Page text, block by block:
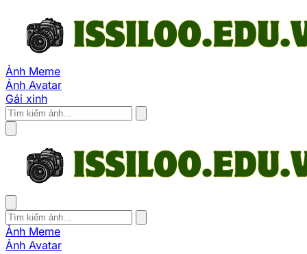
Ảnh Meme
Ảnh Avatar
Gái xinh
Ảnh Meme
Ảnh Avatar